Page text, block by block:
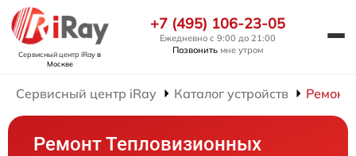
Сервисный центр iRayв
Москве
+7 (495) 106-23-05
Ежедневно с 9:00 до 21:00
Позвонить мне утром
Сервисный центр iRay Каталог устройств Ремонт
Ремонт Тепловизионных